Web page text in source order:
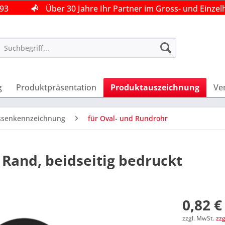
Über 30 Jahre Ihr Partner im Gross- und
Über 30 Jahre Ihr Partner im Gross- und
Produktpräsentation Produktauszeichnung
für Oval- und Rundrohr
beidseitig bedruckt
0,82
zzgl. MwSt.
Über 30 Jahre Ihr Partner im Gross- und